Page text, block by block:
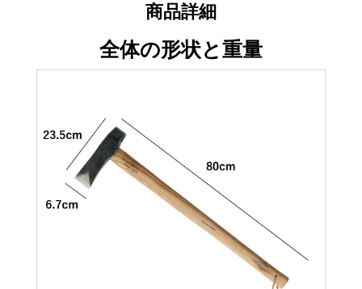
商品詳細
全体の形状と重量